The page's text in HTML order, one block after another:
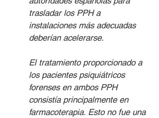
trasladar los PPH a
instalaciones más adecuadas
deberían acelerarse.
El tratamiento proporcionado a
los pacientes psiquiátricos
forenses en ambos PPH
consistía principalmente en
farmacoterapia. Esto no fue una